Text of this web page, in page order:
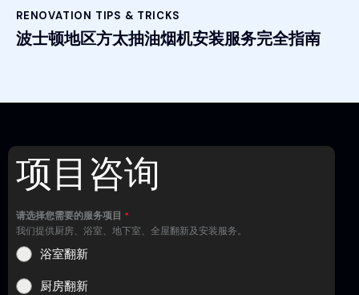
RENOVATION TIPS & TRICKS
波士顿地区方太抽油烟机安装服务完全指南
项目咨询
请选择您需要的服务项目 *
我们提供厨房、浴室、地下室、全屋翻新及安装服务。
浴室翻新
厨房翻新